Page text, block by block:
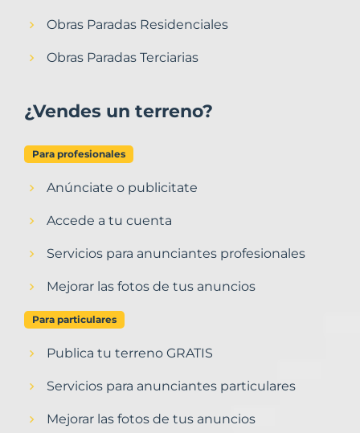
Obras Paradas Residenciales
Obras Paradas Terciarias
¿Vendes un terreno?
Para profesionales
Anúnciate o publicitate
Accede a tu cuenta
Servicios para anunciantes profesionales
Mejorar las fotos de tus anuncios
Para particulares
Publica tu terreno GRATIS
Servicios para anunciantes particulares
Mejorar las fotos de tus anuncios